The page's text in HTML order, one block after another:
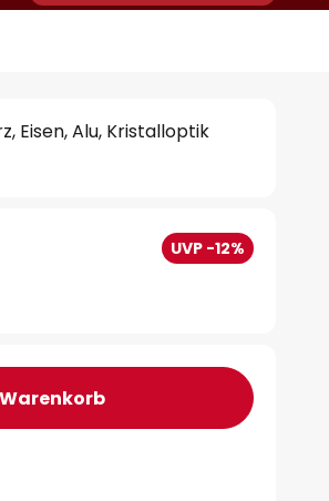
Eisen, Alu, Kristalloptik
UVP -12%